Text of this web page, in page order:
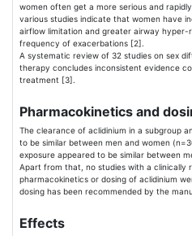
women often get a more serious and
various studies indicate that women have
airflow limitation and greater airway hyper-
frequency of exacerbations [2].
A systematic review of 32 studies on sex
therapy concludes inconsistent evidence
treatment [3].
Pharmacokinetics and
The clearance of aclidinium in a subgroup
to be similar between men and women
exposure appeared to be similar between
Apart from that, no studies with a clinically
pharmacokinetics or dosing of aclidinium
dosing has been recommended by the
Effects